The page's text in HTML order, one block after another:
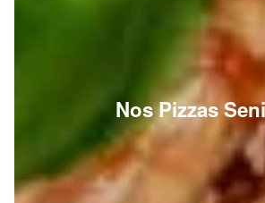
Nos Pizzas